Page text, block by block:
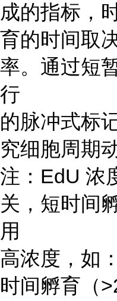
成的指标，
育的时间取
率。通过短
行
的脉冲式标
究细胞周期
注：EdU 浓
关，短时间
用
高浓度，如
时间孵育（